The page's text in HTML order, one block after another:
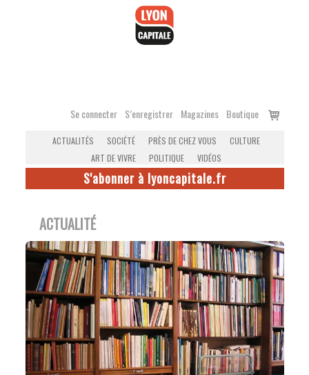
Se connecter S’enregistrer Magazines Boutique
Voir
ACTUALITÉS SOCIÉTÉ PRÈS DE CHEZ VOUS
CULTURE
ART DE VIVRE
POLITIQUE VIDÉOS
S'abonner à lyoncapitale.fr
ACTUALITÉ